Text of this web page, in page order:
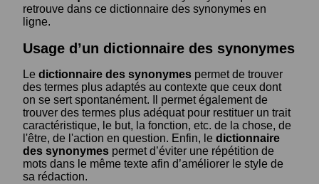
retrouve dans ce dictionnaire des synonymes en
ligne.
Usage d’un dictionnaire des synonymes
Le dictionnaire des synonymes permet de trouver
des termes plus adaptés au contexte que ceux dont
on se sert spontanément. Il permet également de
trouver des termes plus adéquat pour restituer un trait
caractéristique, le but, la fonction, etc. de la chose, de
l'être, de l'action en question. Enfin, le dictionnaire
des synonymes permet d’éviter une répétition de
mots dans le même texte afin d’améliorer le style de
sa rédaction.